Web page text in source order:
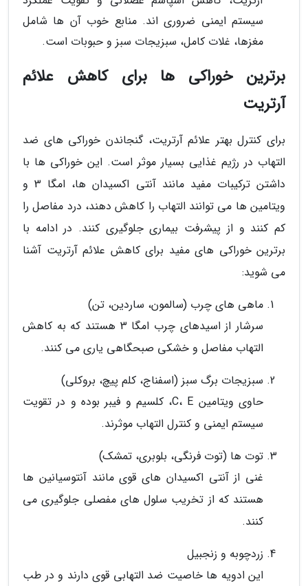
سیستم ایمنی ضروری اند. منابع خوب آن ها شامل
مغزها، غلات کامل، سبزیجات سبز و حبوبات است.
برترین خوراکی ها برای کاهش علائم
آرتریت
برای کنترل بهتر علائم آرتریت، گنجاندن خوراکی های ضد
التهاب در رژیم غذایی بسیار موثر است. این خوراکی ها با
داشتن ترکیبات مفید مانند آنتی اکسیدان ها، امگا 3 و
ویتامین ها می توانند التهاب را کاهش دهند، درد مفاصل را
کم کنند و از پیشرفت بیماری جلوگیری کنند. در ادامه با
برترین خوراکی های مفید برای کاهش علائم آرتریت آشنا
می شوید:
ماهی های چرب (سالمون، ساردین، تن)
سرشار از اسیدهای چرب امگا 3 هستند که به کاهش
التهاب مفاصل و خشکی صبحگاهی یاری می کنند.
سبزیجات برگ سبز (اسفناج، کلم پیچ، بروکلی)
حاوی ویتامین C، E، کلسیم و فیبر بوده و در تقویت
سیستم ایمنی و کنترل التهاب موثرند.
توت ها (توت فرنگی، بلوبری، تمشک)
غنی از آنتی اکسیدان های قوی مانند آنتوسیانین ها
هستند که از تخریب سلول های مفصلی جلوگیری می
کنند.
زردچوبه و زنجبیل
این ادویه ها خاصیت ضد التهابی قوی دارند و در طب